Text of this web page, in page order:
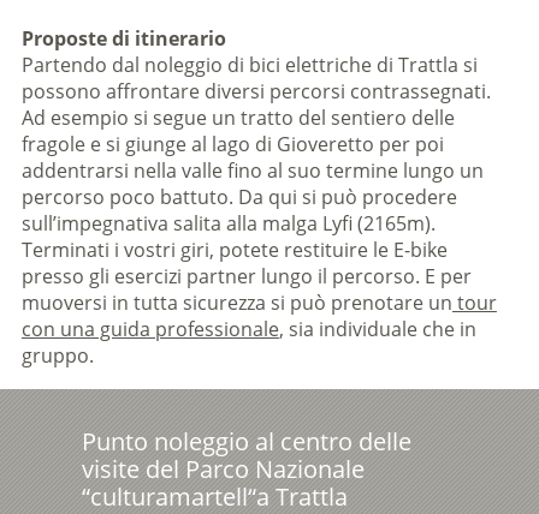
Proposte di itinerario
Partendo dal noleggio di bici elettriche di Trattla si
possono affrontare diversi percorsi contrassegnati.
Ad esempio si segue un tratto del sentiero delle
fragole e si giunge al lago di Gioveretto per poi
addentrarsi nella valle fino al suo termine lungo un
percorso poco battuto. Da qui si può procedere
sull’impegnativa salita alla malga Lyfi (2165m).
Terminati i vostri giri, potete restituire le E-bike
presso gli esercizi partner lungo il percorso. E per
muoversi in tutta sicurezza si può prenotare un tour
con una guida professionale, sia individuale che in
gruppo.
Punto noleggio al centro delle
visite del Parco Nazionale
“culturamartell“a Trattla